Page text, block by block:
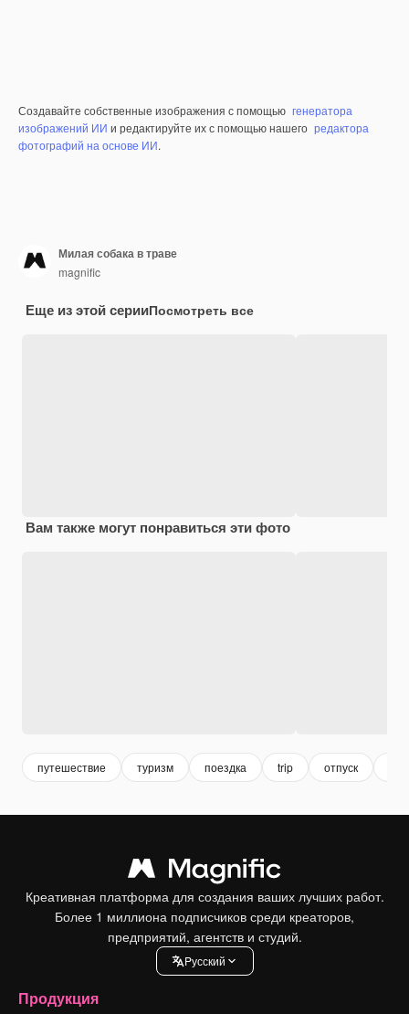
Создавайте собственные изображения с помощью генератора
изображений ИИ и редактируйте их с помощью нашего редактора
фотографий на основе ИИ.
Милая собака в траве
magnific
Еще из этой серииПосмотреть все
Вам также могут понравиться эти фото
путешествие туризм поездка trip отпуск
Креативная платформа для создания ваших лучших работ.
Более 1 миллиона подписчиков среди креаторов,
предприятий, агентств и студий.
Pусский
Продукция